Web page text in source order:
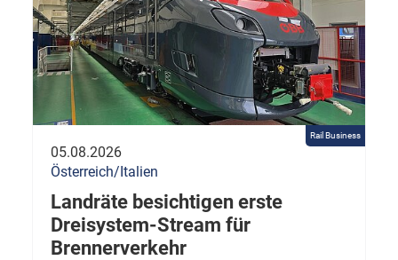
Rail Business
05.08.2026
Österreich/Italien
Landräte besichtigen erste
Dreisystem-Stream für
Brennerverkehr